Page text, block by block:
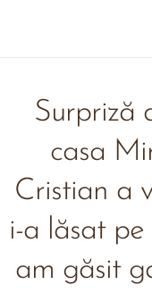
Surpriză
casa
Cristian a
i-a lăsat pe
am găsit